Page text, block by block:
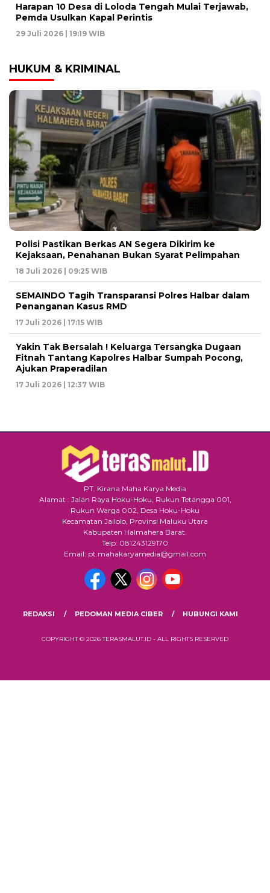
Harapan 10 Desa di Loloda Tengah Mulai Terjawab,
Pemda Usulkan Kapal Perintis
29 Juli 2026 | 19:19 WIB
HUKUM & KRIMINAL
Polisi Pastikan Berkas AN Segera Dikirim ke
Kejaksaan, Penahanan Bukan Syarat Pelimpahan
18 Juli 2026 | 09:25 WIB
SEMAINDO Tagih Transparansi Polres Halbar dalam
Penanganan Kasus RMD
17 Juli 2026 | 17:15 WIB
Yakin Tak Bersalah ! Keluarga Tersangka Dugaan
Fitnah Tantang Kapolres Halbar Sumpah Pocong,
Ajukan Praperadilan
17 Juli 2026 | 12:37 WIB
PT. Kirana Maha Karya Media
Alamat : Jalan Raya Hoku-Hoku, Rukun Tetangga 001,
Rukun Warga 002, Desa Hoku-Hoku
Kecamatan Jailolo, Provinsi Maluku Utara
Kabupaten Halmahera Barat.
Telp: 081243129170
Email: pt.mahakaryamedia@gmail.com
REDAKSI PEDOMAN MEDIA CIBER HUBUNGI KAMI
COPYRIGHT © 2026 TERASMALUT.ID - ALL RIGHTS RESERVED